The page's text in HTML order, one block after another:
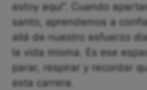
estoy aquí”. Cuando
santo, aprendemos a
allá de nuestro esfuerzo
la vida misma. Es ese
parar, respirar y recordar
esta carrera.